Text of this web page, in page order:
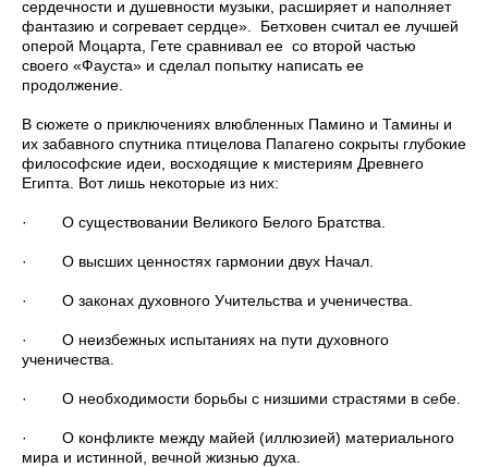
сердечности и душевности музыки, расширяет и наполняет
фантазию и согревает сердце». Бетховен считал ее лучшей
оперой Моцарта, Гете сравнивал ее со второй частью
своего «Фауста» и сделал попытку написать ее
продолжение.
В сюжете о приключениях влюбленных Памино и Тамины и
их забавного спутника птицелова Папагено сокрыты глубокие
философские идеи, восходящие к мистериям Древнего
Египта. Вот лишь некоторые из них:
· О существовании Великого Белого Братства.
· О высших ценностях гармонии двух Начал.
· О законах духовного Учительства и ученичества.
· О неизбежных испытаниях на пути духовного
ученичества.
· О необходимости борьбы с низшими страстями в себе.
· О конфликте между майей (иллюзией) материального
мира и истинной, вечной жизнью духа.